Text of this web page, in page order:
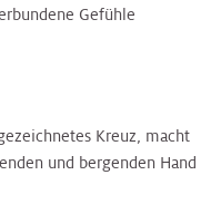
Gefühle
Kreuz, macht
und bergenden Hand